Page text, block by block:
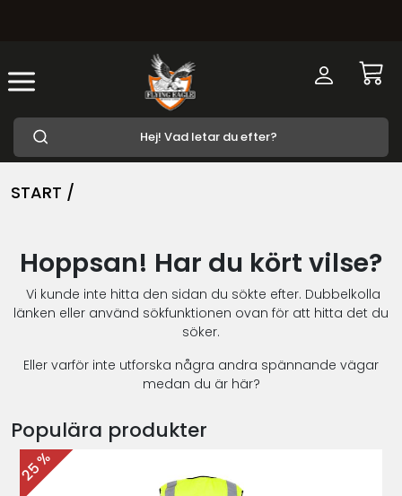
START /
Hoppsan! Har du kört vilse?
Vi kunde inte hitta den sidan du sökte efter. Dubbelkolla
länken eller använd sökfunktionen ovan för att hitta det du
söker.
Eller varför inte utforska några andra spännande vägar
medan du är här?
Populära produkter
25 %